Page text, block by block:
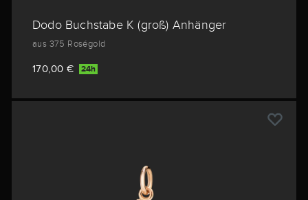
Dodo Buchstabe K (groß) Anhänger
aus 375 Roségold
170,00 € 24h